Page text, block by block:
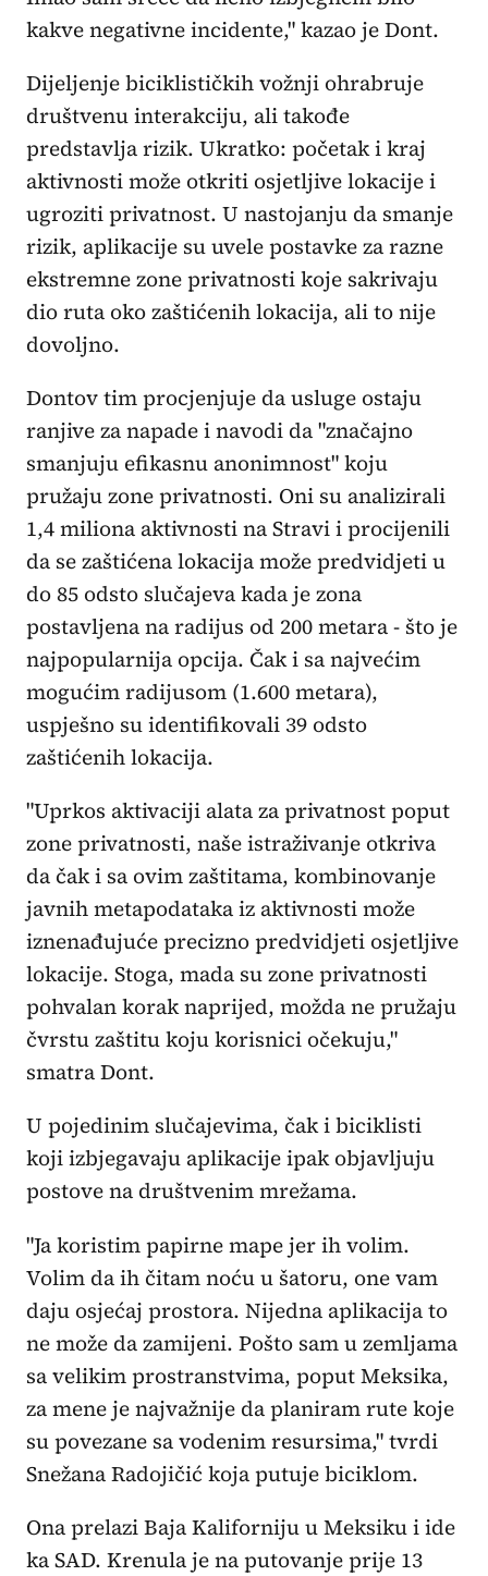
kakve negativne incidente," kazao je Dont.
Dijeljenje biciklističkih vožnji ohrabruje
društvenu interakciju, ali takođe
predstavlja rizik. Ukratko: početak i kraj
aktivnosti može otkriti osjetljive lokacije i
ugroziti privatnost. U nastojanju da smanje
rizik, aplikacije su uvele postavke za razne
ekstremne zone privatnosti koje sakrivaju
dio ruta oko zaštićenih lokacija, ali to nije
dovoljno.
Dontov tim procjenjuje da usluge ostaju
ranjive za napade i navodi da "značajno
smanjuju efikasnu anonimnost" koju
pružaju zone privatnosti. Oni su analizirali
1,4 miliona aktivnosti na Stravi i procijenili
da se zaštićena lokacija može predvidjeti u
do 85 odsto slučajeva kada je zona
postavljena na radijus od 200 metara - što je
najpopularnija opcija. Čak i sa najvećim
mogućim radijusom (1.600 metara),
uspješno su identifikovali 39 odsto
zaštićenih lokacija.
"Uprkos aktivaciji alata za privatnost poput
zone privatnosti, naše istraživanje otkriva
da čak i sa ovim zaštitama, kombinovanje
javnih metapodataka iz aktivnosti može
iznenađujuće precizno predvidjeti osjetljive
lokacije. Stoga, mada su zone privatnosti
pohvalan korak naprijed, možda ne pružaju
čvrstu zaštitu koju korisnici očekuju,"
smatra Dont.
U pojedinim slučajevima, čak i biciklisti
koji izbjegavaju aplikacije ipak objavljuju
postove na društvenim mrežama.
"Ja koristim papirne mape jer ih volim.
Volim da ih čitam noću u šatoru, one vam
daju osjećaj prostora. Nijedna aplikacija to
ne može da zamijeni. Pošto sam u zemljama
sa velikim prostranstvima, poput Meksika,
za mene je najvažnije da planiram rute koje
su povezane sa vodenim resursima," tvrdi
Snežana Radojičić koja putuje biciklom.
Ona prelazi Baja Kaliforniju u Meksiku i ide
ka SAD. Krenula je na putovanje prije 13